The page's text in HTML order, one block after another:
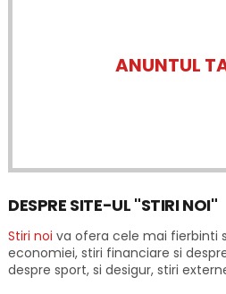
ANUNTUL
DESPRE SITE-UL "STIRI NOI"
Stiri noi va ofera cele mai fierbinti
economiei, stiri financiare si
despre sport, si desigur, stiri